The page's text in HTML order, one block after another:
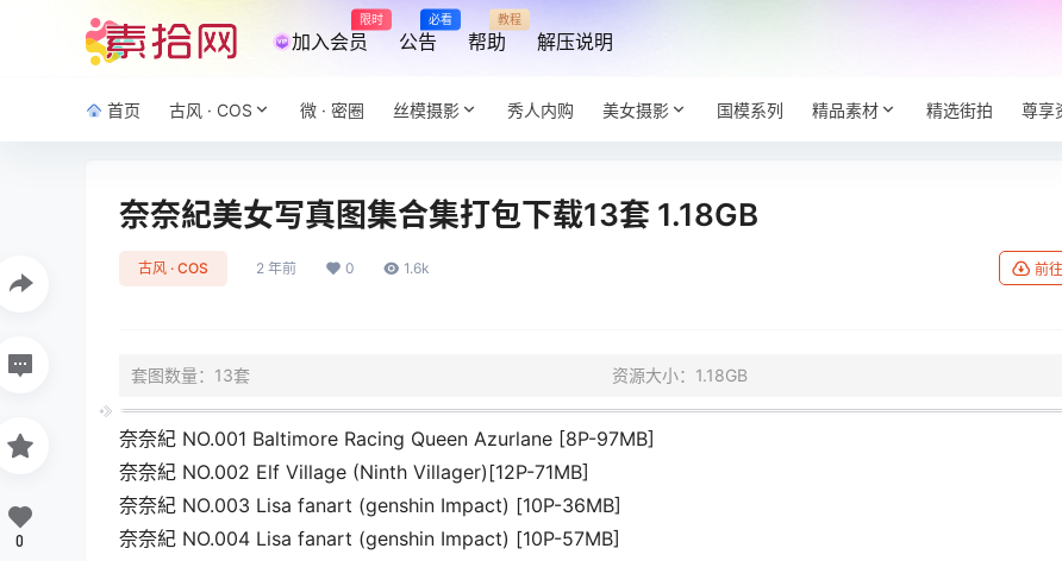
加入会员
限时
公告
必看
帮助
教程
解压说明
首页 古风 · COS 微 · 密圈 丝模摄影 秀人内购 美女摄影 国模系列 精品素材 精选街拍 尊享
奈奈紀美女写真图集合集打包下载13套 1.18GB
古风 · COS 2 年前 0 1.6k 前
套图数量：13套 资源大小：1.18GB
奈奈紀 NO.001 Baltimore Racing Queen Azurlane [8P-97MB]
奈奈紀 NO.002 Elf Village (Ninth Villager)[12P-71MB]
奈奈紀 NO.003 Lisa fanart (genshin Impact) [10P-36MB]
奈奈紀 NO.004 Lisa fanart (genshin Impact) [10P-57MB]
0